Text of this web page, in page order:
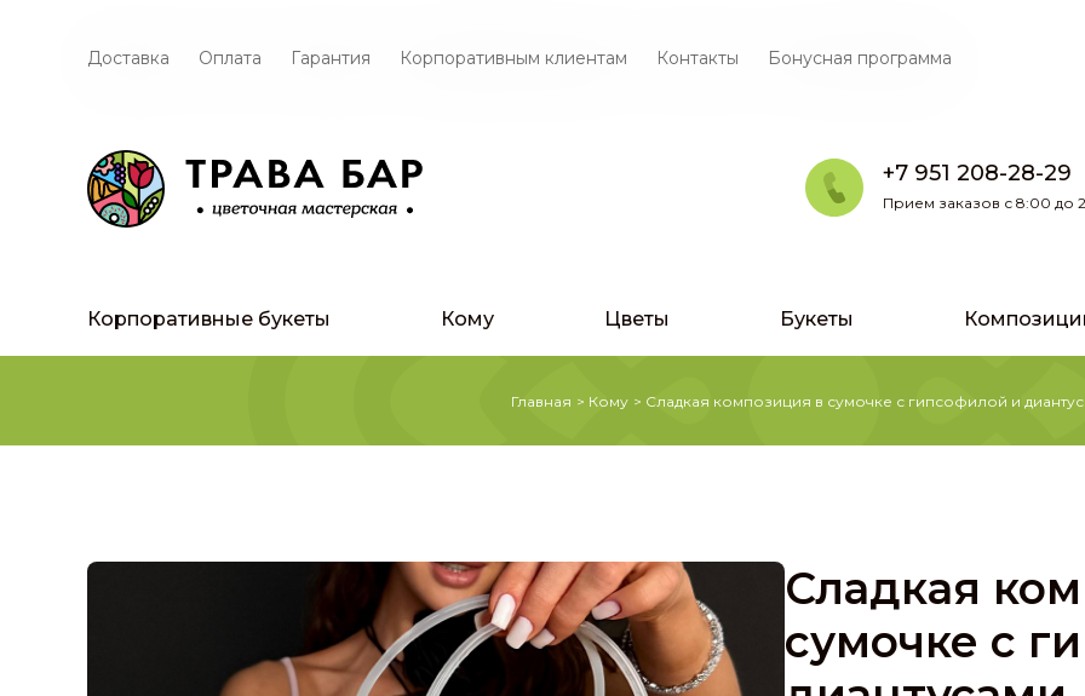
Доставка Оплата Гарантия Корпоративным клиентам Контакты Бонусная программа
+7 951 208-28-29
Прием заказов с 8:00 до
Корпоративные букеты Кому Цветы Букеты
Главная > Кому > Сладкая композиция в сумочке с гипсофилой и
Сладкая
сумочке с